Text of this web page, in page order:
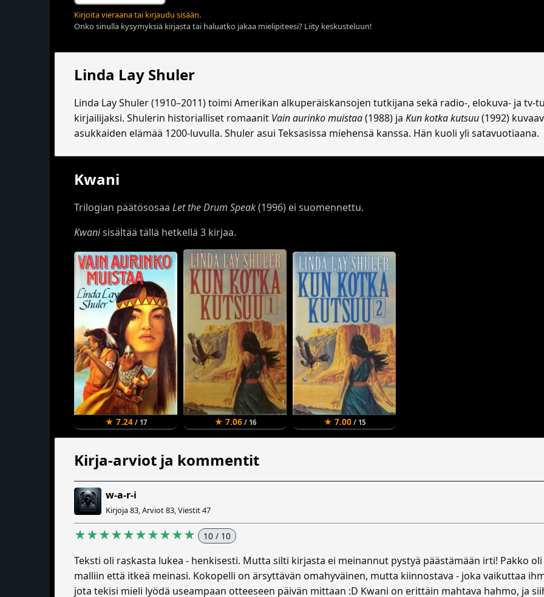
Kirjoita vieraana tai kirjaudu sisään.
Onko sinulla kysymyksiä kirjasta tai haluatko jakaa mielipiteesi? Liity keskusteluun!
Linda Lay Shuler
Linda Lay Shuler (1910–2011)toimi Amerikan alkuperäiskansojen tutkijana sekä radio-, elokuva- ja tv-
kirjailijaksi. Shulerin historialliset romaanit Vain aurinko muistaa(1988) ja Kun kotka kutsuu(1992)
asukkaiden elämää 1200-luvulla. Shuler asui Teksasissa miehensä kanssa. Hän kuoli yli satavuotiaana.
Kwani
Trilogian päätösosaa Let the Drum Speak(1996) ei suomennettu.
Kwanisisältää tällä hetkellä 3 kirjaa.
★ 7.24/ 17 ★ 7.06/ 16 ★ 7.00/ 15
Kirja-arviot ja kommentit
w-a-r-i
Kirjoja 83, Arviot 83, Viestit 47
★★★★★★★★★★ 10 / 10
Teksti oli raskasta lukea - henkisesti. Mutta silti kirjasta ei meinannut pystyä päästämään irti! Pakko
malliin että itkeä meinasi. Kokopelli on ärsyttävän omahyväinen, mutta kiinnostava - joka vaikuttaa
jota tekisi mieli lyödä useampaan otteeseen päivän mittaan :D Kwani on erittäin mahtava hahmo, ja